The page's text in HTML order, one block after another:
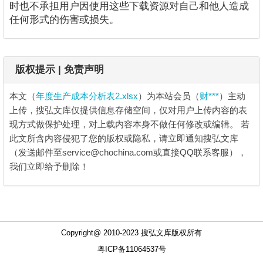
时也不承担用户因使用这些下载资源对自己和他人造成
任何形式的伤害或损失。
版权提示 | 免责声明
本文（年度生产成本分析表2.xlsx）为本站会员（财***）主动
上传，搜弘文库仅提供信息存储空间，仅对用户上传内容的表
现方式做保护处理，对上载内容本身不做任何修改或编辑。 若
此文所含内容侵犯了您的版权或隐私，请立即通知搜弘文库
（发送邮件至service@chochina.com或直接QQ联系客服），
我们立即给予删除！
1、年年度度生生产产成成本本分分析析表表格格单位名
称：统计人员：审查人员：项项目目1 1月月2 2月月3 3月月
Copyright@ 2010-2023 搜弘文库版权所有
粤ICP备11064537号